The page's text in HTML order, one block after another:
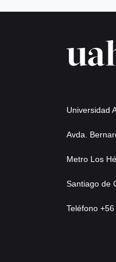
Universidad
Avda.
Metro Los
Santiago de
Teléfono